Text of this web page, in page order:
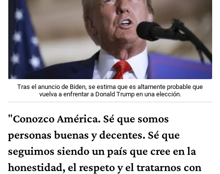
Tras el anuncio de Biden, se estima que es altamente probable que
vuelva a enfrentar a Donald Trump en una elección.
"Conozco América. Sé que somos
personas buenas y decentes. Sé que
seguimos siendo un país que cree en la
honestidad, el respeto y el tratarnos con